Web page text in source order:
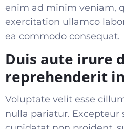
enim ad minim veniam,
exercitation ullamco
ea commodo consequat.
Duis aute irure
reprehenderit
Voluptate velit esse
nulla pariatur. Excepteur